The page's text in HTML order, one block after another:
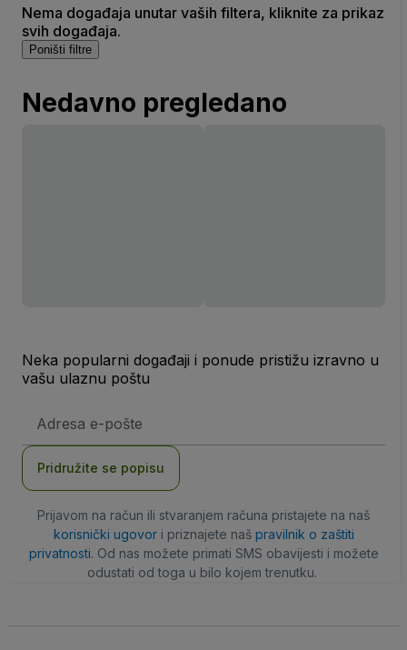
Nema događaja unutar vaših filtera, kliknite za prikaz
svih događaja.
Poništi filtre
Nedavno pregledano
Neka popularni događaji i ponude pristižu izravno u
vašu ulaznu poštu
mail
Pridružite se popisu
Prijavom na račun ili stvaranjem računa pristajete na naš
korisnički ugovori priznajete naš pravilnik o zaštiti
privatnosti. Od nas možete primati SMS obavijesti i možete
odustati od toga u bilo kojem trenutku.